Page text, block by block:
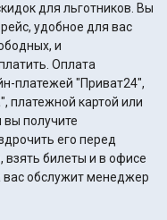
для льготников. Вы
удобное для вас
и
Оплата
платежей "Приват24",
платежной картой или
его перед
билеты и в офисе
вас обслужит менеджер